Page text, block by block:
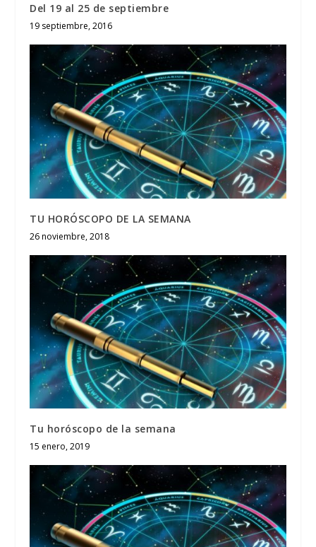
Del 19 al 25 de septiembre
19 septiembre, 2016
TU HORÓSCOPO DE LA SEMANA
26 noviembre, 2018
Tu horóscopo de la semana
15 enero, 2019